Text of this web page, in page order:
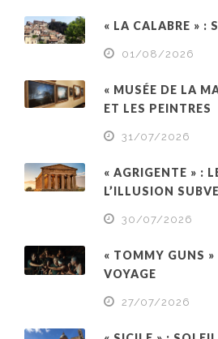
« LA CALABRE » :
01/08/2026
« MUSÉE DE LA
ET LES PEINTRES
31/07/2026
« AGRIGENTE » :
L’ILLUSION
30/07/2026
« TOMMY GUNS »
VOYAGE
27/07/2026